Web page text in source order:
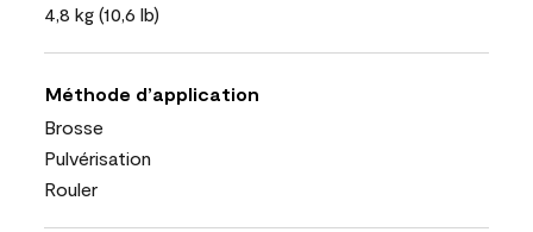
4,8 kg (10,6 lb)
Méthode d’application
Brosse
Pulvérisation
Rouler